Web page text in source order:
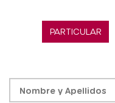
PARTICULAR